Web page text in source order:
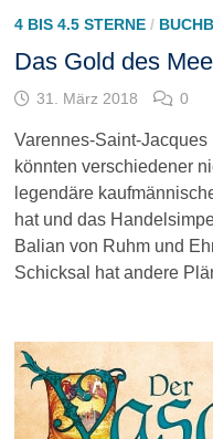
4 BIS 4.5 STERNE/
Das Gold des
31. März 2018 0
Varennes-Saint-
könnten verschiedener
legendäre
hat und das
Balian von Ruhm und
Schicksal hat andere